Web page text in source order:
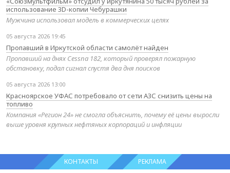
использование 3D-копии Чебурашки
Мужчина использовал модель в коммерческих целях
05 августа 2026 19:45
Пропавший в Иркутской области самолёт найден
Пропавший на днях Cessna 182, который проверял пожарную
обстановку, подал сигнал спустя два дня поисков
05 августа 2026 13:00
Красноярское УФАС потребовало от сети АЗС снизить цены на
топливо
Компания «Регион 24» не смогла объяснить, почему её цены выросли
выше уровня крупных нефтяных корпораций и инфляции
КОНТАКТЫ РЕКЛАМА